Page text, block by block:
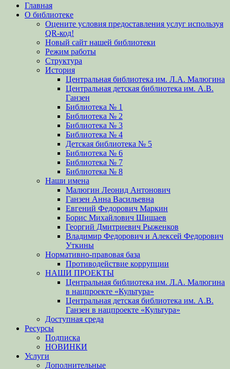
вверх
Главная
О библиотеке
Оцените условия предоставления услуг используя
QR-код!
Новый сайт нашей библиотеки
Режим работы
Структура
История
Центральная библиотека им. Л.А. Малюгина
Центральная детская библиотека им. А.В.
Ганзен
Библиотека № 1
Библиотека № 2
Библиотека № 3
Библиотека № 4
Детская библиотека № 5
Библиотека № 6
Библиотека № 7
Библиотека № 8
Наши имена
Малюгин Леонид Антонович
Ганзен Анна Васильевна
Евгений Федорович Маркин
Борис Михайлович Шишаев
Георгий Дмитриевич Рыженков
Владимир Федорович и Алексей Федорович
Уткины
Нормативно-правовая база
Противодействие коррупции
НАШИ ПРОЕКТЫ
Центральная библиотека им. Л.А. Малюгина
в нацпроекте «Культура»
Центральная детская библиотека им. А.В.
Ганзен в нацпроекте «Культура»
Доступная среда
Ресурсы
Подписка
НОВИНКИ
Услуги
Дополнительные